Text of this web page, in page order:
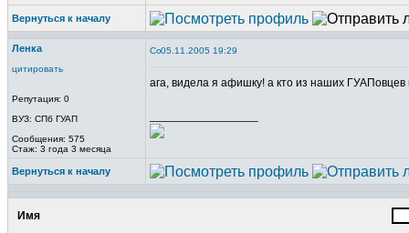
Вернуться к началу
Ленка
цитировать
Репутация: 0
ВУЗ: СПб ГУАП
Сообщения: 575
Стаж: 3 года 3 месяца
05.11.2005 19:29
ага, видела я афишку! а кто из наших ГУАПовцев
Вернуться к началу
Имя